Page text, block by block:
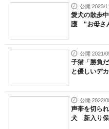
公開 2023/
愛犬の散歩
護 “お母さ
公開 2021/
子猫「勝負
と優しいデ
公開 2022/
声帯を切ら
犬 新入り保